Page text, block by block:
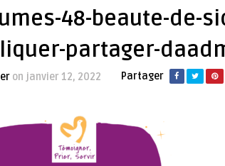
48-beaute-de-
partager-
on janvier 12, 2022 Partager